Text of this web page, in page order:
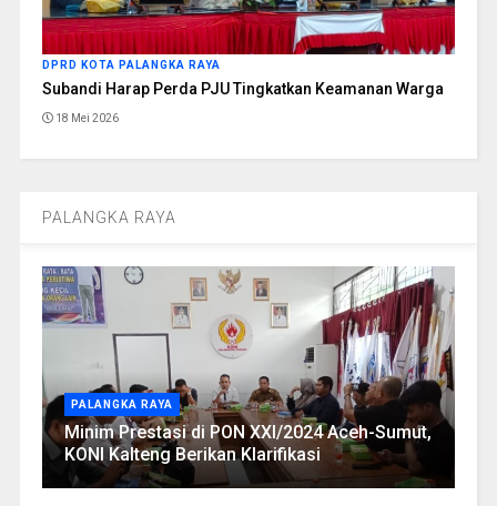
DPRD KOTA PALANGKA RAYA
Subandi Harap Perda PJU Tingkatkan Keamanan Warga
18 Mei 2026
PALANGKA RAYA
PALANGKA RAYA
Minim Prestasi di PON XXI/2024 Aceh-Sumut,
KONI Kalteng Berikan Klarifikasi